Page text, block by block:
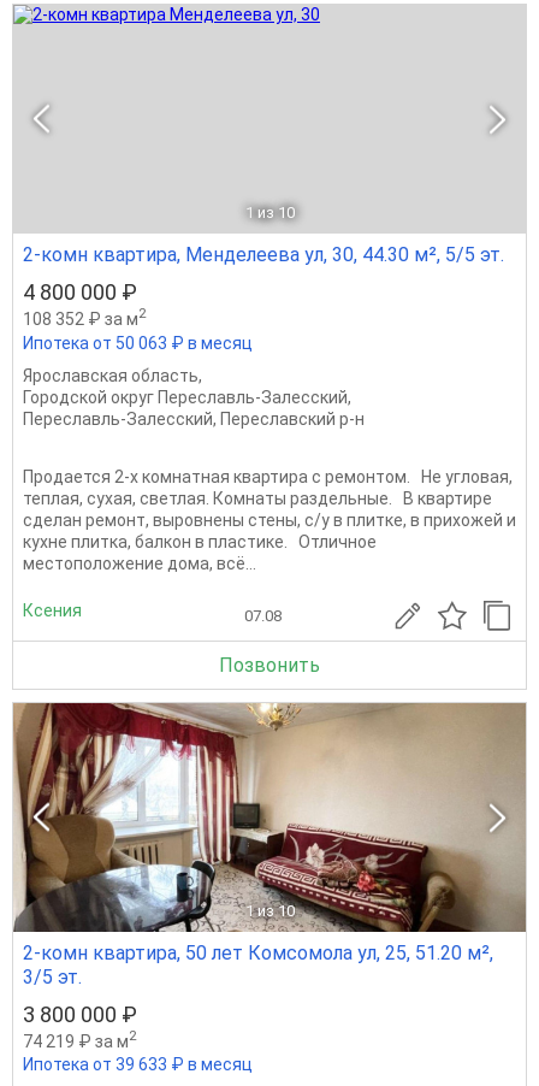
1 из 10
2-комн квартира, Менделеева ул, 30, 44.30 м², 5/5 эт.
4 800 000 ₽
108 352 ₽ за м2
Ипотека от 50 063 ₽ в месяц
Ярославская область,
Городской округ Переславль-Залесский,
Переславль-Залесский, Переславский р-н
Продается 2-х комнатная квартира с ремонтом. Не угловая,
теплая, сухая, светлая. Комнаты раздельные. В квартире
сделан ремонт, выровнены стены, с/у в плитке, в прихожей и
кухне плитка, балкон в пластике. Отличное
местоположение дома, всё...
Ксения 07.08
Позвонить
1 из 10
2-комн квартира, 50 лет Комсомола ул, 25, 51.20 м²,
3/5 эт.
3 800 000 ₽
74 219 ₽ за м2
Ипотека от 39 633 ₽ в месяц